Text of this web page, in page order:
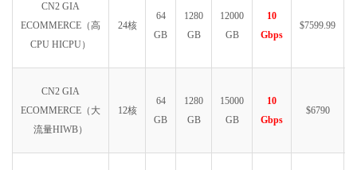
CN2 GIA
ECOMMERCE（高
CPU HICPU）
24核
64
GB
1280
GB
12000
GB
10
Gbps
$7599.99
CN2 GIA
ECOMMERCE（大
流量HIWB）
12核
64
GB
1280
GB
15000
GB
10
Gbps
$6790